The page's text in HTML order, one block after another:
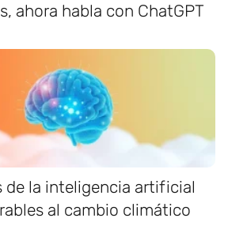
ahora habla con ChatGPT
de la inteligencia artificial
al cambio climático